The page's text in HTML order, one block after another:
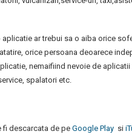
ar trebui sa o aiba orice
orice persoana deoarece
nemaifiind nevoie de
spalatori etc.
fi descarcata de pe Google Play si